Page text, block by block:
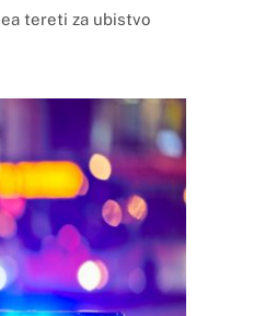
tereti za ubistvo